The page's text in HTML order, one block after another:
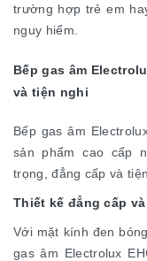
trường hợp trẻ em
nguy hiểm.
Bếp gas âm
và tiện nghi
Bếp gas âm
sản phẩm cao cấp
trọng, đẳng cấp và
Thiết kế đẳng cấp
Với mặt kính đen
gas âm Electrolux